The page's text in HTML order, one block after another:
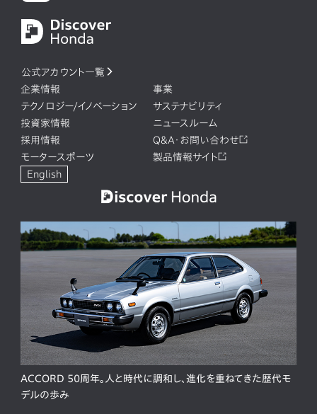
公式アカウント一覧
企業情報
事業
テクノロジー/イノベーション
サステナビリティ
投資家情報
ニュースルーム
採用情報
Q&A・お問い合わせ
モータースポーツ
製品情報サイト
English
ACCORD 50周年。人と時代に調和し、進化を重ねてきた歴代モ
デルの歩み